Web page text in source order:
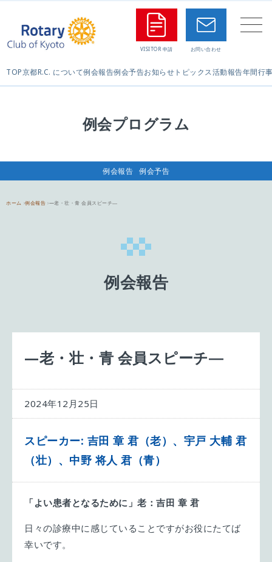
TOP京都R.C. について例会報告例会予告お知らせ トピックス活動報告年間行
例会プログラム
例会報告 例会予告
ホーム 例会報告 —老・壮・青 会員スピーチ―
例会報告
—老・壮・青 会員スピーチ―
2024年12月25日
スピーカー: 吉田 章 君（老）、宇戸 大輔 君
（壮）、中野 将人 君（青）
「よい患者となるために」老：吉田 章 君
日々の診療中に感じていることですがお役にたてば
幸いです。